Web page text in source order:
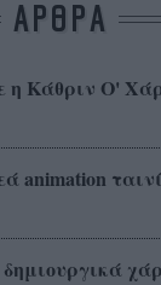
ΑΡΘΡΑ
η Κάθριν Ο'
animation